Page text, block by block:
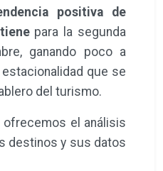
positiva de
para la segunda
ganando poco a
que se
del turismo.
el análisis
destinos y sus datos